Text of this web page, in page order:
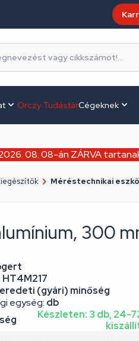
Orczy TudástárCégeknek
08. 08-án ZÁRVA
Méréstechnikai
300
HT4M217
eredeti (gyári) minőség
egység: db
Készleten: 3 db, 24-